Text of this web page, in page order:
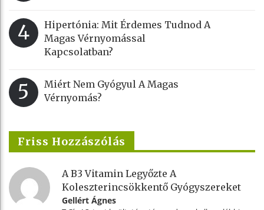
4
Hipertónia: Mit Érdemes Tudnod A
Magas Vérnyomással
Kapcsolatban?
5
Miért Nem Gyógyul A Magas
Vérnyomás?
Friss Hozzászólás
A B3 Vitamin Legyőzte A
Koleszterincsökkentő Gyógyszereket
Gellért Ágnes